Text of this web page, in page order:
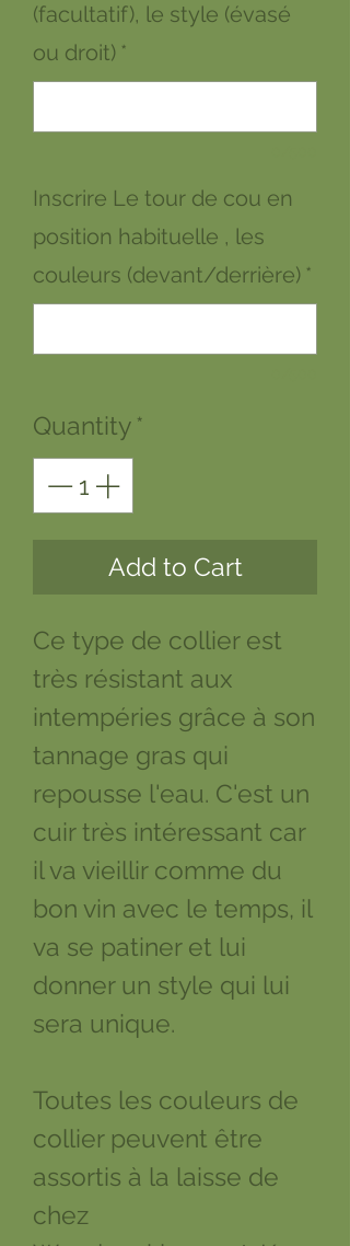
(facultatif), le style (évasé
ou droit) *
Inscrire Le tour de cou en
position habituelle , les
couleurs (devant/derrière) *
Quantity *
Add to Cart
Ce type de collier est
très résistant aux
intempéries grâce à son
tannage gras qui
repousse l'eau. C'est un
cuir très intéressant car
il va vieillir comme du
bon vin avec le temps, il
va se patiner et lui
donner un style qui lui
sera unique.
Toutes les couleurs de
collier peuvent être
assortis à la laisse de
chez